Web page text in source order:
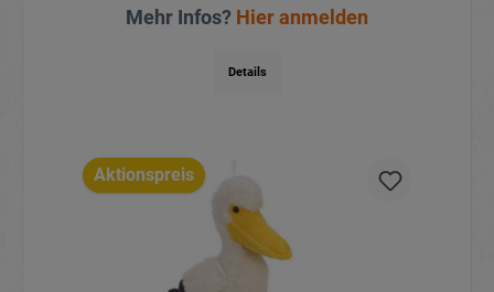
Mehr Infos? Hier anmelden
Details
Aktionspreis